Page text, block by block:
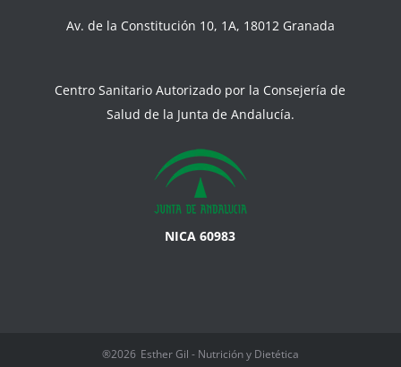
Av. de la Constitución 10, 1A, 18012 Granada
Centro Sanitario Autorizado por la Consejería de
Salud de la Junta de Andalucía.
NICA 60983
®2026 Esther Gil - Nutrición y Dietética